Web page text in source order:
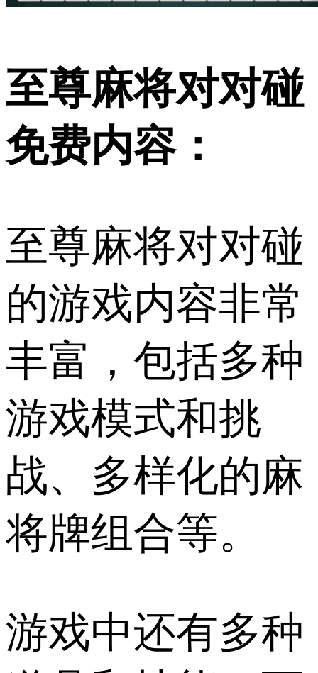
至尊麻将对对碰
免费内容：
至尊麻将对对碰
的游戏内容非常
丰富，包括多种
游戏模式和挑
战、多样化的麻
将牌组合等。
游戏中还有多种